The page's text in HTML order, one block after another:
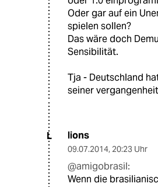
Oder gar auf ein
spielen sollen?
Das wäre doch
Sensibilität.
Tja - Deutschland
seiner
L lions
09.07.2014, 20:23 Uhr
@amigobrasil:
Wenn die